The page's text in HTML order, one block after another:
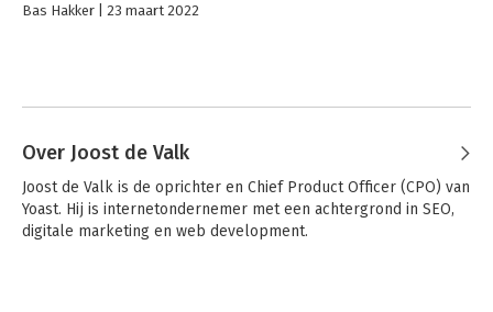
Bas Hakker 23 maart 2022
Over Joost de Valk
Joost de Valk is de oprichter en Chief Product Officer (CPO) van
Yoast. Hij is internetondernemer met een achtergrond in SEO,
digitale marketing en web development.